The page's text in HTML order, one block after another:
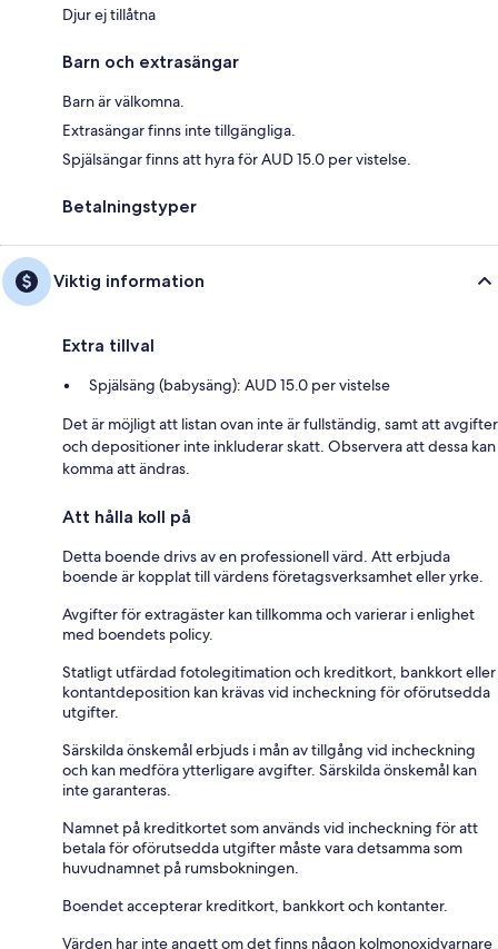
Djur ej tillåtna
Barn och extrasängar
Barn är välkomna.
Extrasängar finns inte tillgängliga.
Spjälsängar finns att hyra för AUD 15.0 per vistelse.
Betalningstyper
Viktig information
Extra tillval
Spjälsäng (babysäng): AUD 15.0 per vistelse
Det är möjligt att listan ovan inte är fullständig, samt att avgifter
och depositioner inte inkluderar skatt. Observera att dessa kan
komma att ändras.
Att hålla koll på
Detta boende drivs av en professionell värd. Att erbjuda
boende är kopplat till värdens företagsverksamhet eller yrke.
Avgifter för extragäster kan tillkomma och varierar i enlighet
med boendets policy.
Statligt utfärdad fotolegitimation och kreditkort, bankkort eller
kontantdeposition kan krävas vid incheckning för oförutsedda
utgifter.
Särskilda önskemål erbjuds i mån av tillgång vid incheckning
och kan medföra ytterligare avgifter. Särskilda önskemål kan
inte garanteras.
Namnet på kreditkortet som används vid incheckning för att
betala för oförutsedda utgifter måste vara detsamma som
huvudnamnet på rumsbokningen.
Boendet accepterar kreditkort, bankkort och kontanter.
Värden har inte angett om det finns någon kolmonoxidvarnare